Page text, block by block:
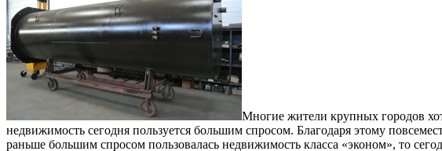
Многие жители крупных городов
недвижимость сегодня пользуется большим спросом. Благодаря этому
раньше большим спросом пользовалась недвижимость класса «эконом», то